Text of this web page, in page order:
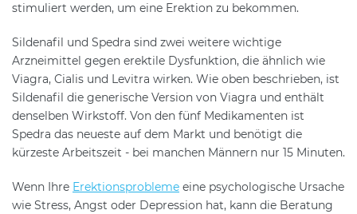
stimuliert werden, um eine Erektion zu bekommen.
Sildenafil und Spedra sind zwei weitere wichtige
Arzneimittel gegen erektile Dysfunktion, die ähnlich wie
Viagra, Cialis und Levitra wirken. Wie oben beschrieben, ist
Sildenafil die generische Version von Viagra und enthält
denselben Wirkstoff. Von den fünf Medikamenten ist
Spedra das neueste auf dem Markt und benötigt die
kürzeste Arbeitszeit - bei manchen Männern nur 15 Minuten.
Wenn Ihre Erektionsprobleme eine psychologische Ursache
wie Stress, Angst oder Depression hat, kann die Beratung